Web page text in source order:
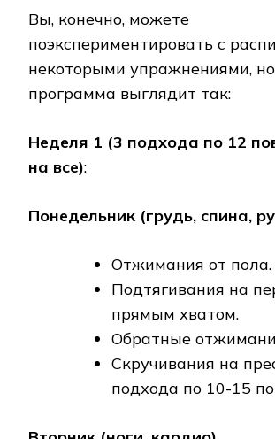
Вы, конечно, можете
поэкспериментировать с
некоторыми упражнениями,
программа выглядит так:
Неделя 1 (3 подхода по 12
на все):
Понедельник (грудь, спина,
Отжимания от пола.
Подтягивания на
прямым хватом.
Обратные
Скручивания на
подхода по 10-15